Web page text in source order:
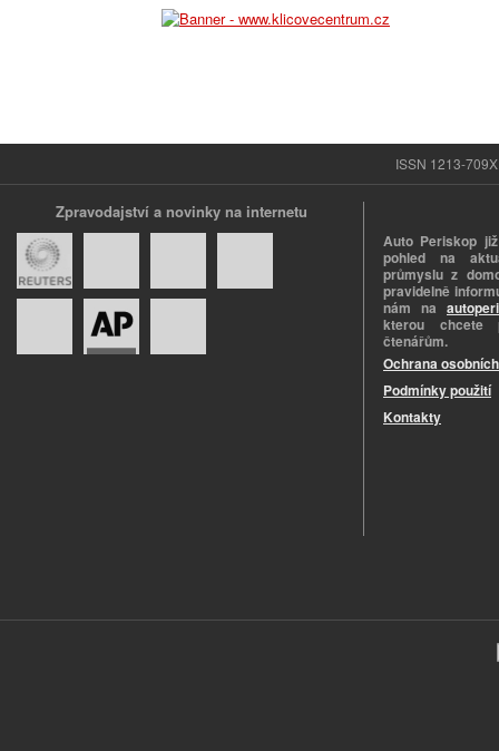
ISSN 1213-
Zpravodajství a novinky na internetu
Auto Periskop
pohled na
průmyslu z
pravidelně
nám na
kterou chcete
čtenářům.
Ochrana
Podmínky použití
Kontakty